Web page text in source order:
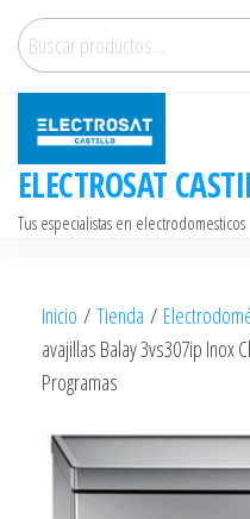
Saltar
contenido
Buscar
por:
ELECTROSAT
Tus especialistas en electrodomesticos
Inicio / Tienda /
avajillas Balay 3vs307ip Inox
Programas